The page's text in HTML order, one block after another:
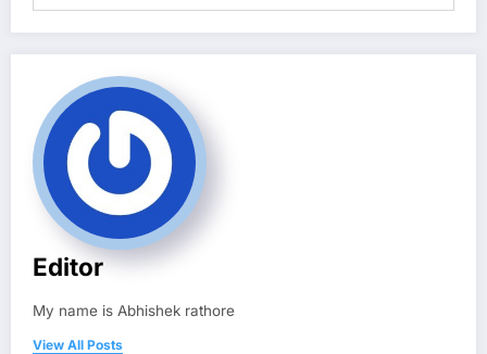
Editor
My name is Abhishek rathore
View All Posts